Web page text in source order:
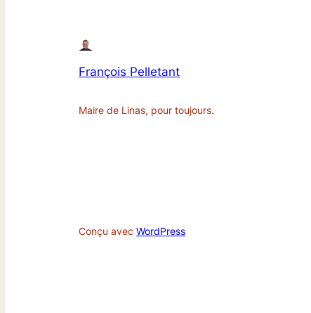
François Pelletant
Maire de Linas, pour toujours.
Conçu avec WordPress